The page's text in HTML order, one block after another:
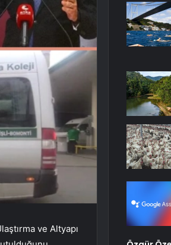
ve Altyapı